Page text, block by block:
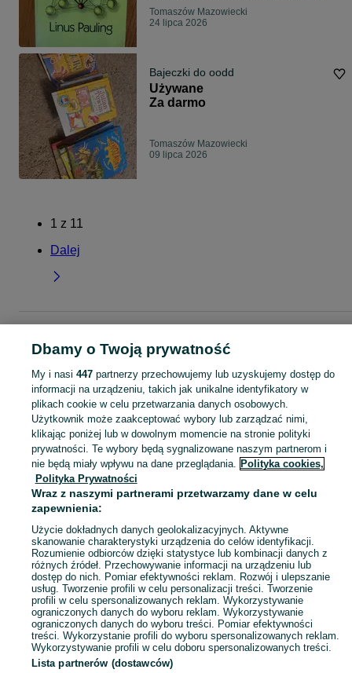
Tomaszów Mazowiecki
24 lipca 2026
Bajeczki do oodd
Używane
Za darmo
Tomaszów Mazowiecki
09 lipca 2026
1 z 11
Dalej
naukowe - Łódzkie
Książki naukowe - Tomaszów Mazowiecki
KATEGORIA
Zobacz
Mapa kategorii
Mapa miejscowości
Mapa ministron
Popularne wyszukiwania
Dbamy o Twoją prywatność
My i nasi 447partnerzy przechowujemy lub uzyskujemy dostęp do
informacji na urządzeniu, takich jak unikalne identyfikatory w
plikach cookie w celu przetwarzania danych osobowych.
Użytkownik może zaakceptować wybory lub zarządzać nimi,
klikając poniżej lub w dowolnym momencie na stronie polityki
prywatności. Te wybory będą sygnalizowane naszym partnerom i
nie będą miały wpływu na dane przeglądania. Polityka cookies,
Polityka Prywatności
Wraz z naszymi partnerami przetwarzamy dane w celu
zapewnienia:
Użycie dokładnych danych geolokalizacyjnych. Aktywne
skanowanie charakterystyki urządzenia do celów identyfikacji.
Rozumienie odbiorców dzięki statystyce lub kombinacji danych z
różnych źródeł. Przechowywanie informacji na urządzeniu lub
dostęp do nich. Pomiar efektywności reklam. Rozwój i ulepszanie
usług. Tworzenie profili w celu personalizacji treści. Tworzenie
profili w celu spersonalizowanych reklam. Wykorzystywanie
ograniczonych danych do wyboru reklam. Wykorzystywanie
ograniczonych danych do wyboru treści. Pomiar efektywności
treści. Wykorzystanie profili do wyboru spersonalizowanych reklam.
Wykorzystywanie profili w celu doboru spersonalizowanych treści.
Lista partnerów (dostawców)